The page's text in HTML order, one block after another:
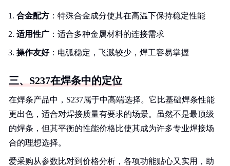
合金配方 ：特殊合金成分使其在高温下保持稳定性能
适用性广 ：适合多种金属材料的连接需求
操作友好：电弧稳定，飞溅较少，焊工容易掌握
三、S237在焊条中的定位
在焊条产品中，S237属于中高端选择。它比基础焊条性能
更出色，适合对焊接质量有要求的场景。虽然不是最顶级
的焊条，但其平衡的性能价格比使其成为许多专业焊接场
合的理想选择。
爱采购从参数比对到价格分析，各项功能贴心又实用，助